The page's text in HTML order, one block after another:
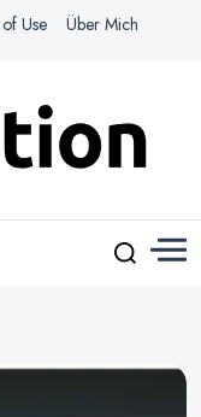
Use Über Mich